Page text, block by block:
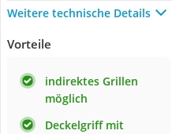
Weitere technische Details
Vorteile
indirektes Grillen
möglich
Deckelgriff mit